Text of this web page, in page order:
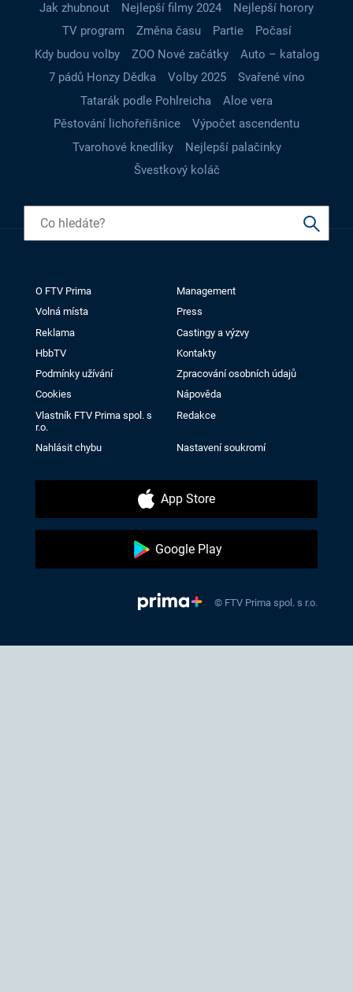
Jak zhubnout Nejlepší filmy 2024
Nejlepší horory
TV program
Změna času Partie
Počasí
Kdy budou volby
ZOO Nové začátky
Auto – katalog
7 pádů Honzy Dědka
Volby 2025
Svařené víno
Tatarák podle Pohlreicha
Aloe vera
Pěstování lichořeřišnice
Výpočet ascendentu
Tvarohové knedlíky
Nejlepší palačinky
Švestkový koláč
O FTV Prima
Management
Volná místa
Press
Reklama
Castingy a výzvy
HbbTV
Kontakty
Podmínky užívání
Zpracování osobních údajů
Cookies
Nápověda
Vlastník FTV Prima spol. s
r.o.
Redakce
Nahlásit chybu Nastavení soukromí
App Store
Google Play
© FTV Prima spol. s r.o.